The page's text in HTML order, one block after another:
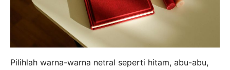
Pilihlah warna-warna netral seperti hitam, abu-abu,